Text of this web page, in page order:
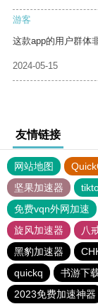
游客
这款app的用户群体
2024-05-15
友情链接
网站地图
坚果加速器
免费vqn外网加速
旋风加速器
八
黑豹加速器
quickq
书游下
2023免费加速神器